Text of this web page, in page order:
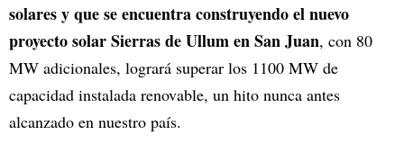
solares y que se encuentra construyendo el nuevo
proyecto solar Sierras de Ullum en San Juan, con 80
MW adicionales, logrará superar los 1100 MW de
capacidad instalada renovable, un hito nunca antes
alcanzado en nuestro país.